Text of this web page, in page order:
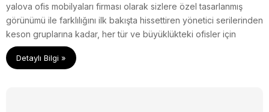
yalova ofis mobilyaları firması olarak sizlere özel tasarlanmış
görünümü ile farklılığını ilk bakışta hissettiren yönetici serilerinden
keson gruplarına kadar, her tür ve büyüklükteki ofisler için
tamamlayıcı, işlevsel ve estetik çözümler sunuyoruz.
Detaylı Bilgi »